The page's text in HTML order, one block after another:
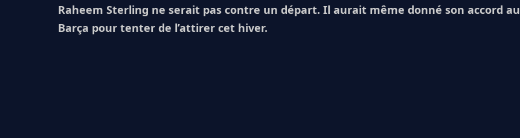
Raheem Sterling ne serait pas contre un départ. Il aurait même donné son accord au
Barça pour tenter de l’attirer cet hiver.